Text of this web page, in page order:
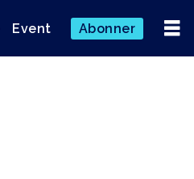
Event Abonner